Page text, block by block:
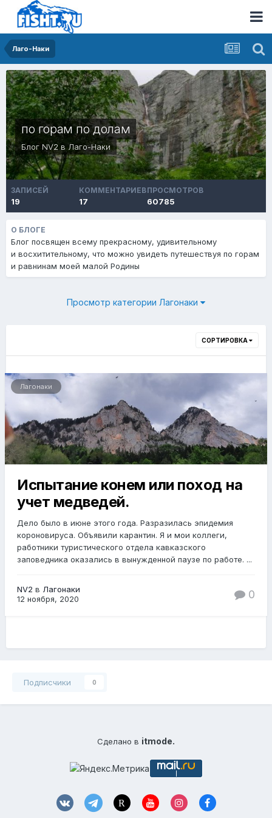
Лаго-Наки
по горам по долам
Блог NV2 в Лаго-Наки
ЗАПИСЕЙ
19
КОММЕНТАРИЕВ
17
ПРОСМОТРОВ
60785
О БЛОГЕ
Блог посвящен всему прекрасному, удивительному
и восхитительному, что можно увидеть путешествуя по горам
и равнинам моей малой Родины
Просмотр категории Лагонаки
СОРТИРОВКА
Лагонаки
Испытание конем или поход на
учет медведей.
Дело было в июне этого года. Разразилась эпидемия
короновируса. Объявили карантин. Я и мои коллеги,
работники туристического отдела кавказского
заповедника оказались в вынужденной паузе по работе. ...
NV2 в Лагонаки
12 ноября, 2020
0
Подписчики 0
Сделано в itmode.